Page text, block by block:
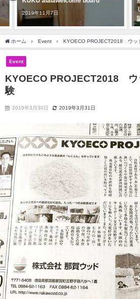
2019年11月7日
Ｕが
認証
ホーム Event KYOECO PROJECT2018 ウッ
Event
KYOECO PROJECT2018 ウ
験
2019年3月30日 2019年3月31日